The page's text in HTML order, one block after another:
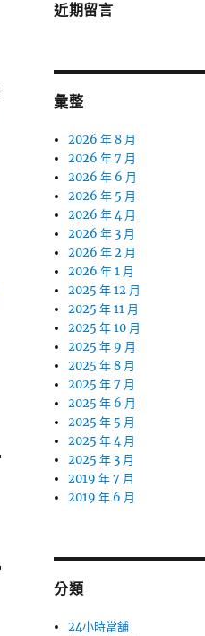
近期留言
彙整
2026 年 8 月
2026 年 7 月
2026 年 6 月
2026 年 5 月
2026 年 4 月
2026 年 3 月
2026 年 2 月
2026 年 1 月
2025 年 12 月
2025 年 11 月
2025 年 10 月
2025 年 9 月
2025 年 8 月
2025 年 7 月
2025 年 6 月
2025 年 5 月
2025 年 4 月
2025 年 3 月
2019 年 7 月
2019 年 6 月
分類
24小時當舖